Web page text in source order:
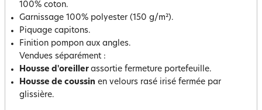
100% coton.
Garnissage 100% polyester (150 g/m²).
Piquage capitons.
Finition pompon aux angles.
Vendues séparément :
Housse d'oreiller assortie fermeture portefeuille.
Housse de coussin en velours rasé irisé fermée par
glissière.